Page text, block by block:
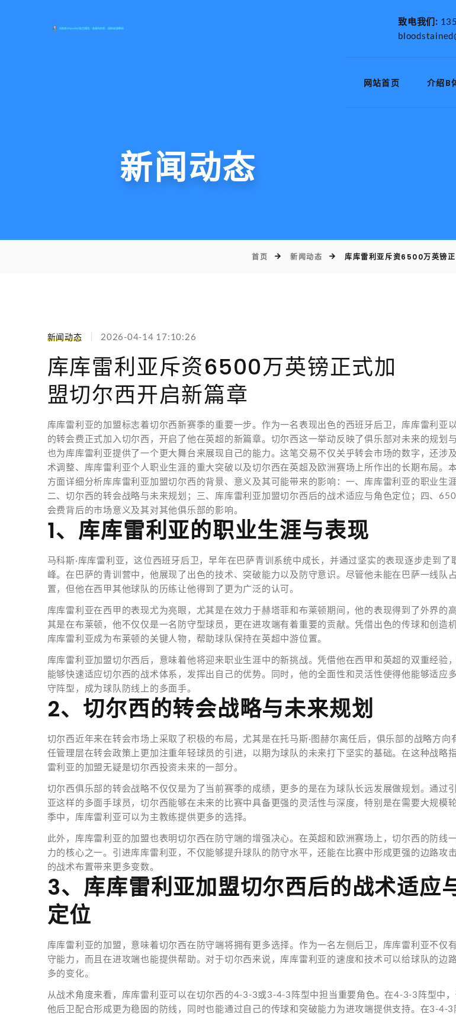
致电我们:
网站首页 介绍B
新闻动态
首页 新闻动态 库库雷利亚斥资6500万英镑
新闻动态 2026-04-14 17:10:26
库库雷利亚斥资6500万英镑正式加
盟切尔西开启新篇章
库库雷利亚的加盟标志着切尔西新赛季的重要一步。作为一名表现出色的西班牙后卫，库库雷利亚
的转会费正式加入切尔西，开启了他在英超的新篇章。切尔西这一举动反映了俱乐部对未来的规划
也为库库雷利亚提供了一个更大舞台来展现自己的能力。这笔交易不仅关乎转会市场的数字，还涉
术调整、库库雷利亚个人职业生涯的重大突破以及切尔西在英超及欧洲赛场上所作出的长期布局。
方面详细分析库库雷利亚加盟切尔西的背景、意义及其可能带来的影响：一、库库雷利亚的职业生涯
二、切尔西的转会战略与未来规划；三、库库雷利亚加盟切尔西后的战术适应与角色定位；四、
会费背后的市场意义及其对其他俱乐部的影响。
1、库库雷利亚的职业生涯与表现
马科斯·库库雷利亚，这位西班牙后卫，早年在巴萨青训系统中成长，并通过坚实的表现逐步走到了
峰。在巴萨的青训营中，他展现了出色的技术、突破能力以及防守意识。尽管他未能在巴萨一线队
置，但他在西甲其他球队的历练让他得到了更为广泛的认可。
库库雷利亚在西甲的表现尤为亮眼，尤其是在效力于赫塔菲和布莱顿期间，他的表现得到了外界的
其是在布莱顿，他不仅仅是一名防守型球员，更在进攻端有着重要的贡献。凭借出色的传球和创造机
库库雷利亚成为布莱顿的关键人物，帮助球队保持在英超中游位置。
库库雷利亚加盟切尔西后，意味着他将迎来职业生涯中的新挑战。凭借他在西甲和英超的双重经验
能够快速适应切尔西的战术体系，发挥出自己的优势。同时，他的全面性和灵活性使得他能够适应
守阵型，成为球队防线上的多面手。
2、切尔西的转会战略与未来规划
切尔西近年来在转会市场上采取了积极的布局，尤其是在托马斯·图赫尔离任后，俱乐部的战略方向
任管理层在转会政策上更加注重年轻球员的引进，以期为球队的未来打下坚实的基础。在这种战略
雷利亚的加盟无疑是切尔西投资未来的一部分。
切尔西俱乐部的转会战略不仅仅是为了当前赛季的成绩，更多的是在为球队长远发展做规划。通过
亚这样的多面手球员，切尔西能够在未来的比赛中具备更强的灵活性与深度，特别是在需要大规模
季中，库库雷利亚可以为主教练提供更多的选择。
此外，库库雷利亚的加盟也表明切尔西在防守端的增强决心。在英超和欧洲赛场上，切尔西的防线
力的核心之一。引进库库雷利亚，不仅能够提升球队的防守水平，还能在比赛中形成更强的边路攻
的战术布置带来更多变数。
3、库库雷利亚加盟切尔西后的战术适应
定位
库库雷利亚的加盟，意味着切尔西在防守端将拥有更多选择。作为一名左侧后卫，库库雷利亚不仅
守能力，而且在进攻端也能提供帮助。对于切尔西来说，库库雷利亚的速度和技术可以给球队的边
多的变化。
从战术角度来看，库库雷利亚可以在切尔西的4-3-3或3-4-3阵型中担当重要角色。在4-3-3阵型中
他后卫配合形成更为稳固的防线，同时也能通过自己的传球和突破能力为进攻端提供支持。在3-4-